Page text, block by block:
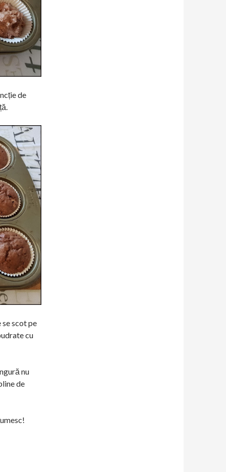
de
se scot pe
cu
nu
de